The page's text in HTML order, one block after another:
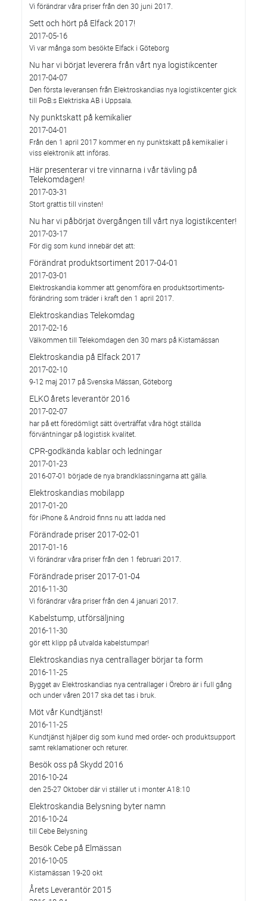
Vi förändrar våra priser från den 30 juni 2017.
Sett och hört på Elfack 2017!
2017-05-16
Vi var många som besökte Elfack i Göteborg
Nu har vi börjat leverera från vårt nya logistikcenter
2017-04-07
Den första leveransen från Elektroskandias nya logistikcenter gick
till PoB:s Elektriska AB i Uppsala.
Ny punktskatt på kemikalier
2017-04-01
Från den 1 april 2017 kommer en ny punktskatt på kemikalier i
viss elektronik att införas.
Här presenterar vi tre vinnarna i vår tävling på
Telekomdagen!
2017-03-31
Stort grattis till vinsten!
Nu har vi påbörjat övergången till vårt nya logistikcenter!
2017-03-17
För dig som kund innebär det att:
Förändrat produktsortiment 2017-04-01
2017-03-01
Elektroskandia kommer att genomföra en produktsortiments-
förändring som träder i kraft den 1 april 2017.
Elektroskandias Telekomdag
2017-02-16
Välkommen till Telekomdagen den 30 mars på Kistamässan
Elektroskandia på Elfack 2017
2017-02-10
9-12 maj 2017 på Svenska Mässan, Göteborg
ELKO årets leverantör 2016
2017-02-07
har på ett föredömligt sätt överträffat våra högt ställda
förväntningar på logistisk kvalitet.
CPR-godkända kablar och ledningar
2017-01-23
2016-07-01 började de nya brandklassningarna att gälla.
Elektroskandias mobilapp
2017-01-20
för iPhone & Android finns nu att ladda ned
Förändrade priser 2017-02-01
2017-01-16
Vi förändrar våra priser från den 1 februari 2017.
Förändrade priser 2017-01-04
2016-11-30
Vi förändrar våra priser från den 4 januari 2017.
Kabelstump, utförsäljning
2016-11-30
gör ett klipp på utvalda kabelstumpar!
Elektroskandias nya centrallager börjar ta form
2016-11-25
Bygget av Elektroskandias nya centrallager i Örebro är i full gång
och under våren 2017 ska det tas i bruk.
Möt vår Kundtjänst!
2016-11-25
Kundtjänst hjälper dig som kund med order- och produktsupport
samt reklamationer och returer.
Besök oss på Skydd 2016
2016-10-24
den 25-27 Oktober där vi ställer ut i monter A18:10
Elektroskandia Belysning byter namn
2016-10-24
till Cebe Belysning
Besök Cebe på Elmässan
2016-10-05
Kistamässan 19-20 okt
Årets Leverantör 2015